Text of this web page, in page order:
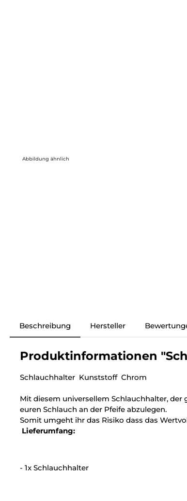
Abbildung ähnlich
Beschreibung Hersteller
Produktinformationen
Schlauchhalter Kunststoff Chrom
Mit diesem universellem Schlauchhalter,
euren Schlauch an der Pfeife abzulegen.
Somit umgeht ihr das Risiko dass das
Lieferumfang:
- 1x Schlauchhalter